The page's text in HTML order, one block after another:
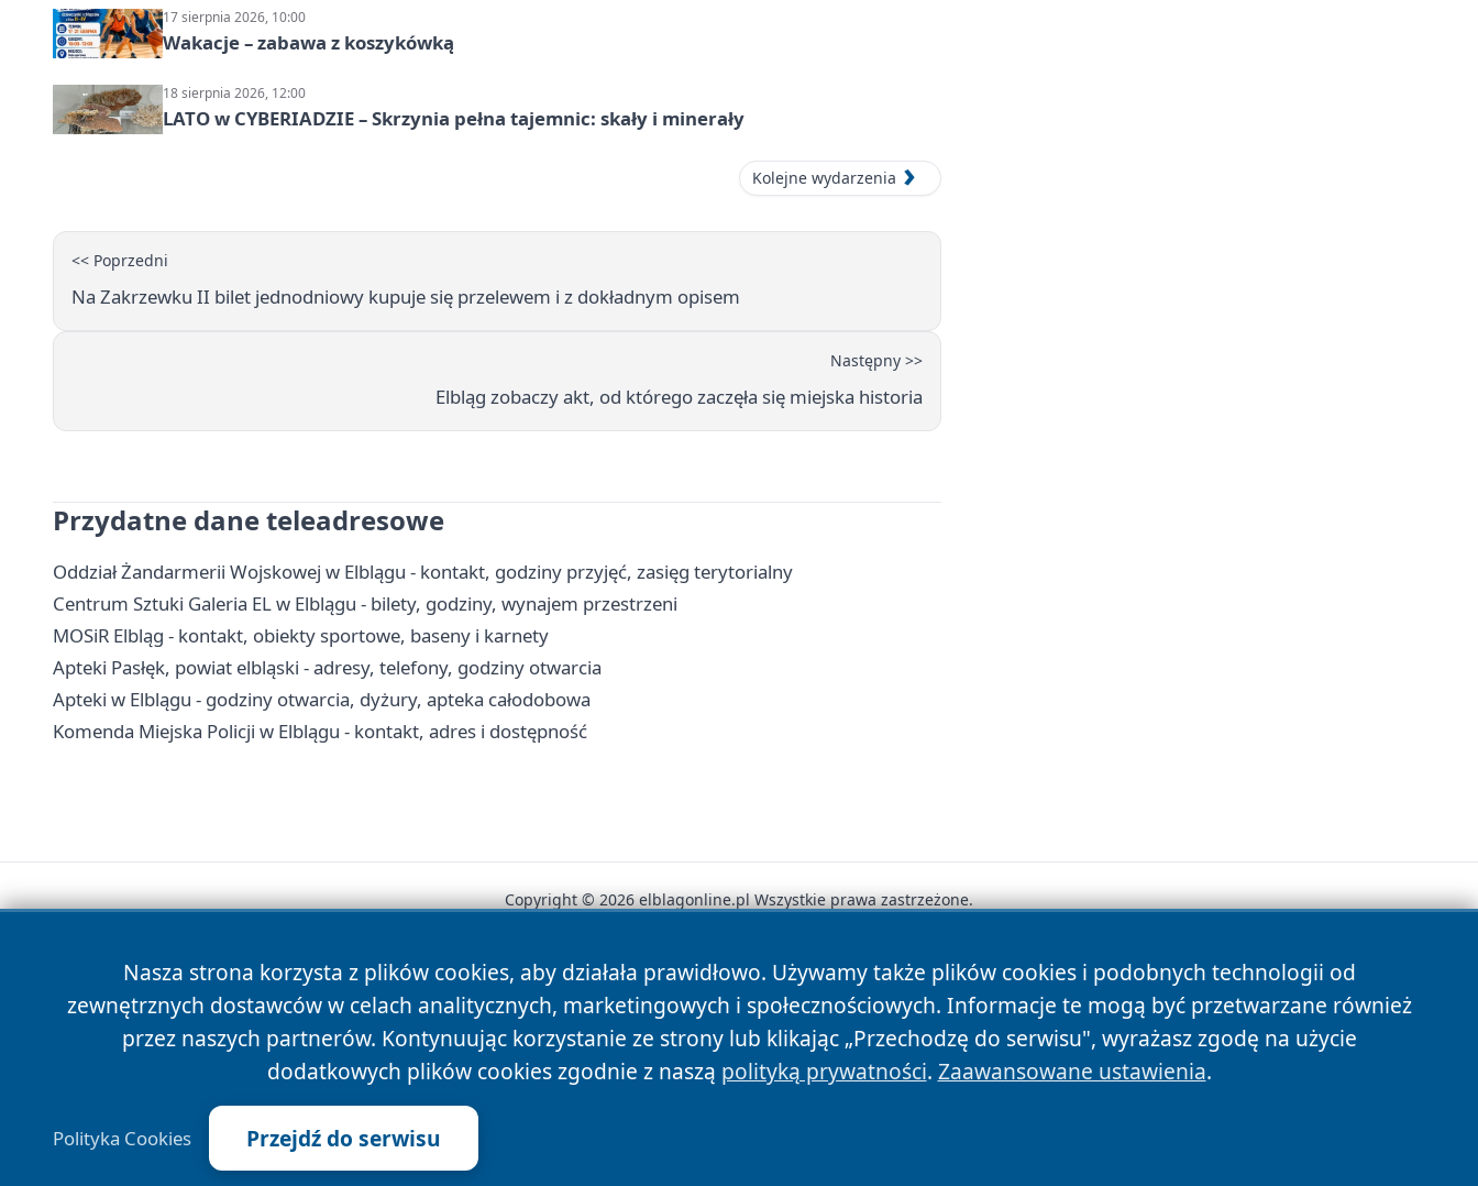
17 sierpnia 2026, 10:00
Wakacje – zabawa z koszykówką
18 sierpnia 2026, 12:00
LATO w CYBERIADZIE – Skrzynia pełna tajemnic: skały i minerały
Kolejne wydarzenia
<< Poprzedni
Na Zakrzewku II bilet jednodniowy kupuje się przelewem i z dokładnym opisem
Następny >>
Elbląg zobaczy akt, od którego zaczęła się miejska historia
Przydatne dane teleadresowe
Oddział Żandarmerii Wojskowej w Elblągu - kontakt, godziny przyjęć, zasięg terytorialny
Centrum Sztuki Galeria EL w Elblągu - bilety, godziny, wynajem przestrzeni
MOSiR Elbląg - kontakt, obiekty sportowe, baseny i karnety
Apteki Pasłęk, powiat elbląski - adresy, telefony, godziny otwarcia
Apteki w Elblągu - godziny otwarcia, dyżury, apteka całodobowa
Komenda Miejska Policji w Elblągu - kontakt, adres i dostępność
Nasza strona korzysta z plików cookies, aby działała prawidłowo. Używamy także plików cookies i podobnych technologii od
zewnętrznych dostawców w celach analitycznych, marketingowych i społecznościowych. Informacje te mogą być przetwarzane również
przez naszych partnerów. Kontynuując korzystanie ze strony lub klikając „Przechodzę do serwisu", wyrażasz zgodę na użycie
dodatkowych plików cookies zgodnie z naszą polityką prywatności. Zaawansowane ustawienia.
Polityka Cookies Przejdź do serwisu
Copyright © 2026 elblagonline.pl Wszystkie prawa zastrzeżone.
News Autorzy Polityka Prywatności Polityka Cookies